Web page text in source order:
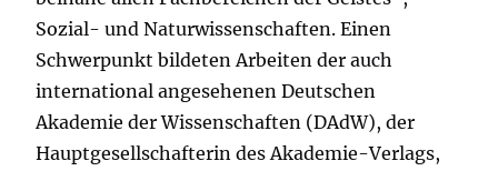
Sozial- und Naturwissenschaften. Einen
Schwerpunkt bildeten Arbeiten der auch
international angesehenen Deutschen
Akademie der Wissenschaften (DAdW), der
Hauptgesellschafterin des Akademie-Verlags,